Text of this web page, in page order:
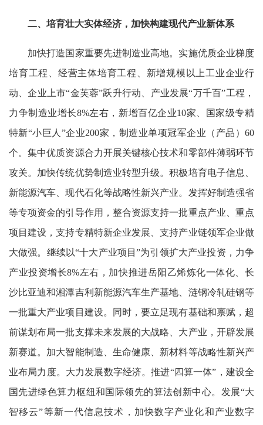
二、培育壮大实体经济，加快构建现代产业新体系
加快打造国家重要先进制造业高地。实施优质企业梯度
培育工程、经营主体培育工程、新增规模以上工业企业行
动、企业上市“金芙蓉”跃升行动、产业发展“万千百”工程，
力争制造业增长8%左右，新增百亿企业10家、国家级专精
特新“小巨人”企业200家，制造业单项冠军企业（产品）60
个。集中优质资源合力开展关键核心技术和零部件薄弱环节
攻关。加快传统优势制造业转型升级。积极培育电子信息、
新能源汽车、现代石化等战略性新兴产业。发挥好制造强省
等专项资金的引导作用，整合资源支持一批重点产业、重点
项目建设，支持专精特新企业发展、支持产业链领军企业做
大做强。继续以“十大产业项目”为引领扩大产业投资，力争
产业投资增长8%左右，加快推进岳阳乙烯炼化一体化、长
沙比亚迪和湘潭吉利新能源汽车生产基地、涟钢冷轧硅钢等
一批重大产业项目建设。同时，要立足现有基础和禀赋，超
前谋划布局一批支撑未来发展的大战略、大产业，开辟发展
新赛道。加大智能制造、生命健康、新材料等战略性新兴产
业布局力度。大力发展数字经济。推进“四算一体”，建设全
国先进绿色算力枢纽和国际领先的算法创新中心。发展“大
智移云”等新一代信息技术，加快数字产业化和产业数字